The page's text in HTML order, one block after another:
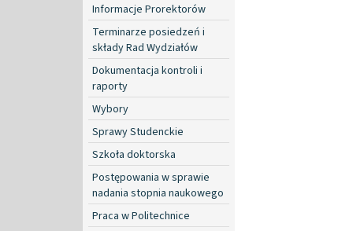
Informacje Prorektorów
Terminarze posiedzeń i
składy Rad Wydziałów
Dokumentacja kontroli i
raporty
Wybory
Sprawy Studenckie
Szkoła doktorska
Postępowania w sprawie
nadania stopnia naukowego
Praca w Politechnice